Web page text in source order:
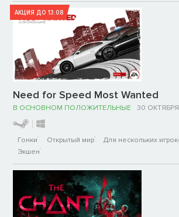
АКЦИЯ ДО 13.08
Need for Speed Most Wanted
В ОСНОВНОМ ПОЛОЖИТЕЛЬНЫЕ 30 ОКТЯБРЯ
Гонки Открытый мир Для нескольких
Экшен